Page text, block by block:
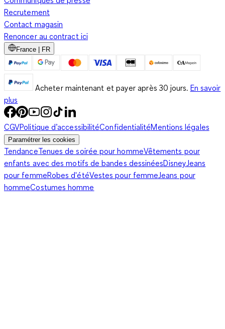
Recrutement
Contact magasin
Renoncer au contract ici
France | FR
Acheter maintenant et payer après 30 jours. En savoir
plus
CGVPolitique d’accessibilitéConfidentialitéMentions légales
Paramétrer les cookies
TendanceTenues de soirée pour hommeVêtements pour
enfants avec des motifs de bandes dessinéesDisneyJeans
pour femmeRobes d'étéVestes pour femmeJeans pour
hommeCostumes homme